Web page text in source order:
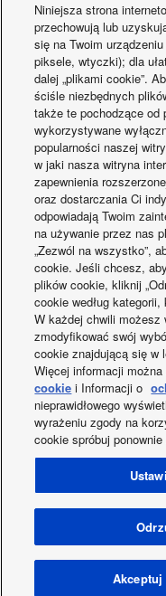
Inne47
Posty
14-07-2026 Klimatyzacja
14-07-2026 Montaż
14-07-2026 Klimatyzacja do
urządzenie, aby cieszyć się
10-06-2026 Chłodzenie
chłodu
08-06-2026 Ulga
ocieplenie w jednym
Facebook
O nas
Kontakt z nami
Polityka
Data Act
Co
Ochrona praw
GmbH Wszystkie prawa
Niniejsza strona
przechowują lub
się na Twoim
piksele, wtyczki); dla
dalej „plikami cookie”.
ściśle niezbędnych
także te pochodzące od
wykorzystywane
popularności naszej
w jaki nasza witryna
zapewnienia
oraz dostarczania Ci
odpowiadają Twoim
na używanie przez nas
„Zezwól na wszystko”,
cookie. Jeśli chcesz,
plików cookie, kliknij
cookie według
W każdej chwili
zmodyfikować swój
cookie znajdującą się w
Więcej informacji
cookie i Informacji o
nieprawidłowego
wyrażeniu zgody na
cookie spróbuj